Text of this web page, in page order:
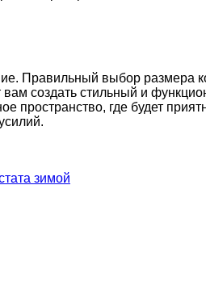
Правильный выбор размера
создать стильный и
где будет
зимой